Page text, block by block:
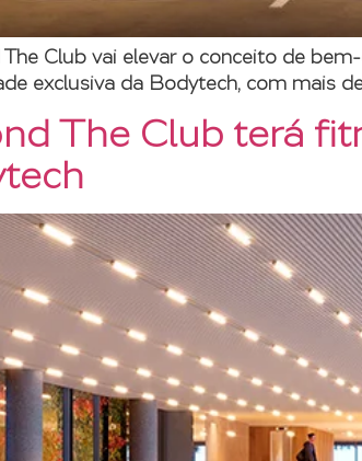
Club vai elevar o conceito de
exclusiva da Bodytech, com mais
The Club terá